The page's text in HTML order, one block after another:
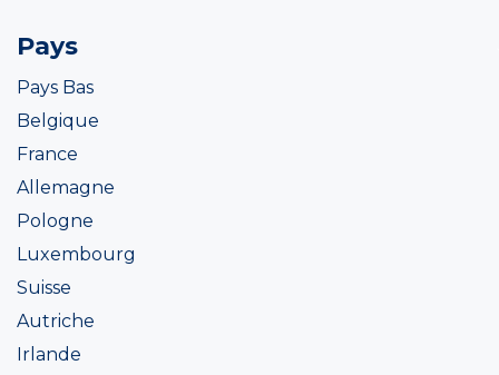
Pays
Pays Bas
Belgique
France
Allemagne
Pologne
Luxembourg
Suisse
Autriche
Irlande